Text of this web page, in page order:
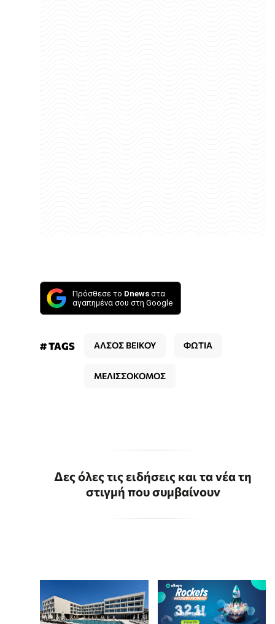
Πρόσθεσε το Dnews στα
αγαπημένα σου στη Google
# TAGS ΑΛΣΟΣ ΒΕΙΚΟΥ ΦΩΤΙΑ
ΜΕΛΙΣΣΟΚΟΜΟΣ
Δες όλες τις ειδήσεις και τα νέα τη
στιγμή που συμβαίνουν